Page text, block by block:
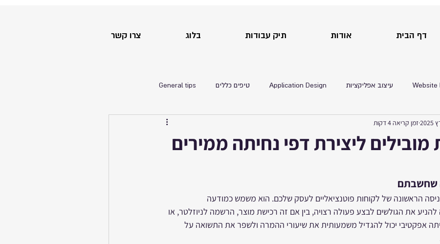
דף הבית אודות תיק עבודות בלוג צרו קשר
Website עיצוב אפליקציות Application Design טיפים כללים General tips
זמן קריאה 4 דקות
שחשבתם
הראשונה של לקוחות פוטנציאליים לעסק שלכם. הוא משמש כמודעה
את הגולשים לבצע פעולה רצויה, בין אם זה רכישת מוצר, הרשמה לניוזלטר, או
אפקטיבי יכול להגדיל משמעותית את שיעורי ההמרה ולשפר את התשואה על